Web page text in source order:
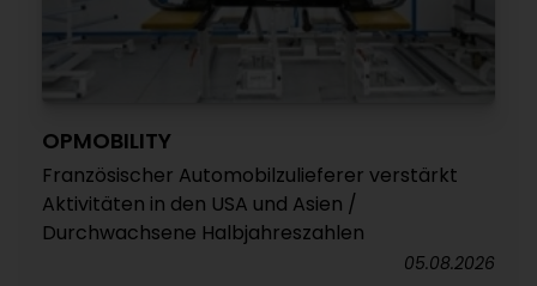
OPMOBILITY
Französischer Automobilzulieferer verstärkt
Aktivitäten in den USA und Asien /
Durchwachsene Halbjahreszahlen
05.08.2026